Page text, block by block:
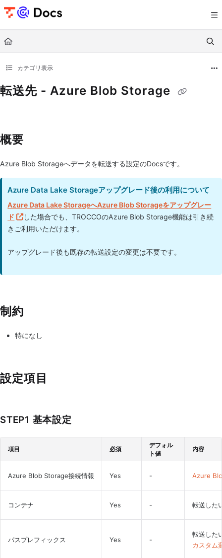
Documentation Index
Use this file to discover all available pages before exploring further.
カテゴリ表示
転送先 - Azure Blob Storage
概要
Azure Blob Storageへデータを転送する設定のDocsです。
Azure Data Lake Storageアップグレード後の利用について
Azure Data Lake StorageへAzure Blob Storageをアップグレー
ド
した場合でも、TROCCOのAzure Blob Storage機能は引き続
きご利用いただけます。
アップグレード後も既存の転送設定の変更は不要です。
制約
特になし
設定項目
STEP1 基本設定
項目 必須
デフォル
ト値
内容
Azure Blob Storage接続情報 Yes - Azure
コンテナ Yes - 転送した
パスプレフィックス Yes -
転送した
カスタム